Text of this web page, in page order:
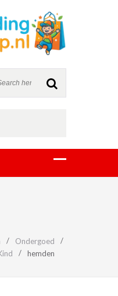
Ondergoed
hemden